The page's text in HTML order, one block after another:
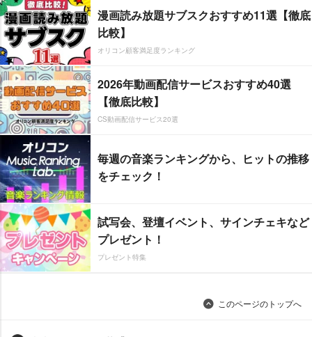
漫画読み放題サブスクおすすめ11選【徹底
比較】
オリコン顧客満足度ランキング
2026年動画配信サービスおすすめ40選
【徹底比較】
CS動画配信サービス20選
毎週の音楽ランキングから、ヒットの推移
をチェック！
試写会、登壇イベント、サインチェキなど
プレゼント！
プレゼント特集
このページのトップへ